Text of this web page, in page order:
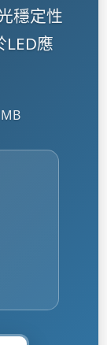
穩定性
應